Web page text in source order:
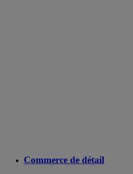
Commerce de détail